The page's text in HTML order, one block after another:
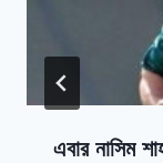
এবার নাসিম